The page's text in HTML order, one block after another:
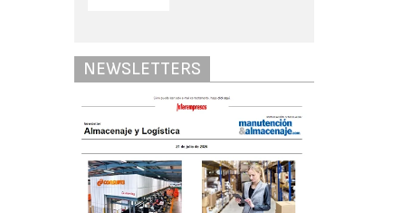
NEWSLETTERS